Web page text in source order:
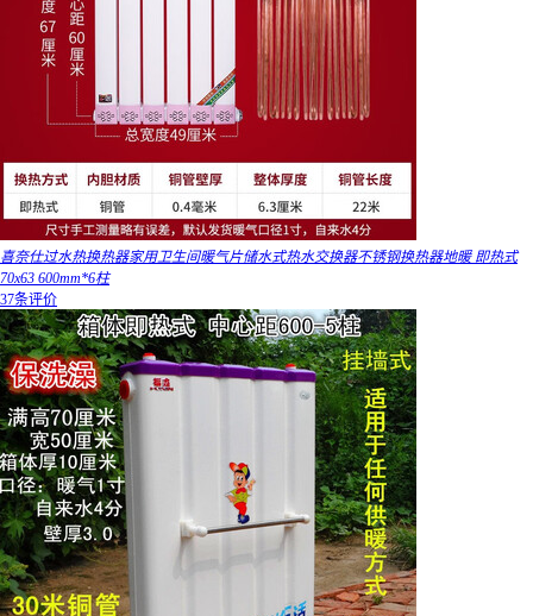
喜奈仕过水热换热器家用卫生间暖气片储水式热水交换器不锈钢换热器地暖 即热式
70x63 600mm*6柱
37条评价